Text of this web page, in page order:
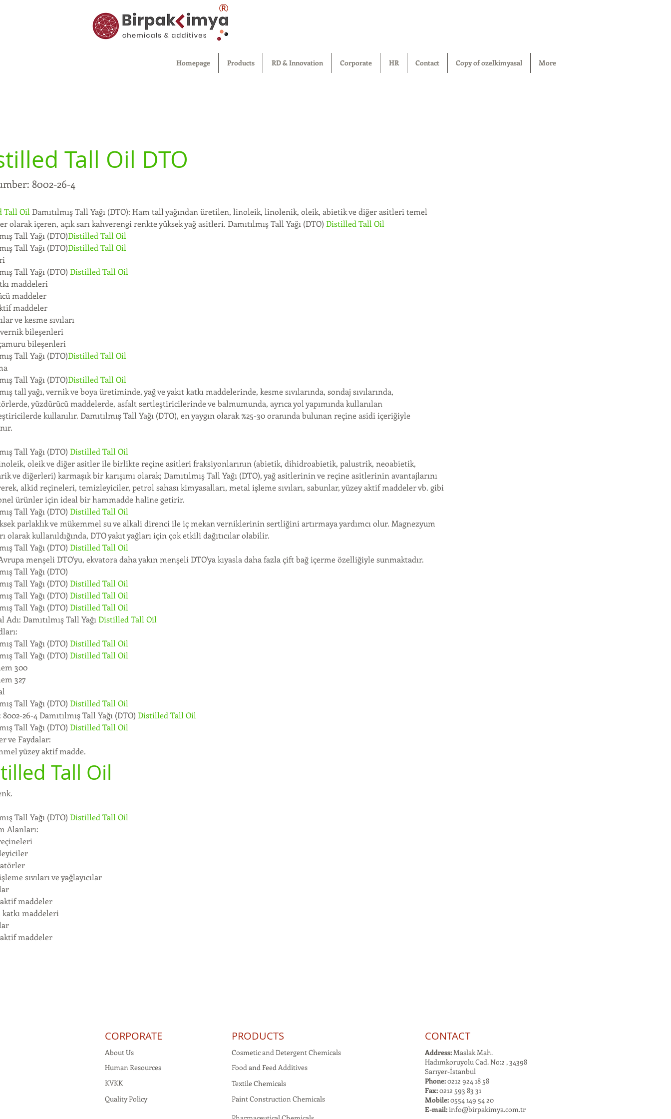
®
Homepage Products RD & Innovation Corporate HR Contact Copy of ozelkimyasal More
Tall Oil DTO
8002-26-4
Tall Oil Damıtılmış Tall Yağı (DTO): Ham tall yağından üretilen, linoleik, linolenik, oleik, abietik ve diğer asitleri temel
olarak içeren, açık sarı kahverengi renkte yüksek yağ asitleri. Damıtılmış Tall Yağı (DTO) Distilled Tall Oil
Tall Yağı (DTO)Distilled Tall Oil
Tall Yağı (DTO)Distilled Tall Oil
Tall Yağı (DTO) Distilled Tall Oil
maddeleri
maddeler
maddeler
ve kesme sıvıları
vernik bileşenleri
bileşenleri
Tall Yağı (DTO)Distilled Tall Oil
Tall Yağı (DTO)Distilled Tall Oil
tall yağı, vernik ve boya üretiminde, yağ ve yakıt katkı maddelerinde, kesme sıvılarında, sondaj sıvılarında,
yüzdürücü maddelerde, asfalt sertleştiricilerinde ve balmumunda, ayrıca yol yapımında kullanılan
kullanılır. Damıtılmış Tall Yağı (DTO), en yaygın olarak %25-30 oranında bulunan reçine asidi içeriğiyle
Tall Yağı (DTO) Distilled Tall Oil
oleik ve diğer asitler ile birlikte reçine asitleri fraksiyonlarının (abietik, dihidroabietik, palustrik, neoabietik,
ve diğerleri) karmaşık bir karışımı olarak; Damıtılmış Tall Yağı (DTO), yağ asitlerinin ve reçine asitlerinin avantajlarını
alkid reçineleri, temizleyiciler, petrol sahası kimyasalları, metal işleme sıvıları, sabunlar, yüzey aktif maddeler vb. gibi
ürünler için ideal bir hammadde haline getirir.
Tall Yağı (DTO) Distilled Tall Oil
parlaklık ve mükemmel su ve alkali direnci ile iç mekan verniklerinin sertliğini artırmaya yardımcı olur. Magnezyum
olarak kullanıldığında, DTO yakıt yağları için çok etkili dağıtıcılar olabilir.
Tall Yağı (DTO) Distilled Tall Oil
menşeli DTO'yu, ekvatora daha yakın menşeli DTO'ya kıyasla daha fazla çift bağ içerme özelliğiyle sunmaktadır.
Tall Yağı (DTO)
Tall Yağı (DTO) Distilled Tall Oil
Tall Yağı (DTO) Distilled Tall Oil
Tall Yağı (DTO) Distilled Tall Oil
Adı: Damıtılmış Tall Yağı Distilled Tall Oil
Tall Yağı (DTO) Distilled Tall Oil
Tall Yağı (DTO) Distilled Tall Oil
300
327
Tall Yağı (DTO) Distilled Tall Oil
26-4 Damıtılmış Tall Yağı (DTO) Distilled Tall Oil
Tall Yağı (DTO) Distilled Tall Oil
ve Faydalar:
yüzey aktif madde.
Tall Oil
Tall Yağı (DTO) Distilled Tall Oil
Alanları:
sıvıları ve yağlayıcılar
aktif maddeler
katkı maddeleri
aktif maddeler
CORPORATE
About Us
Human Resources
KVKK
Quality Policy
PRODUCTS
Cosmetic and Detergent Chemicals
Food and Feed Additives
Textile Chemicals
Paint Construction Chemicals
CONTACT
Address:Maslak Mah.
Hadımkoruyolu Cad. No:2 , 34398
Sarıyer-İstanbul
Phone:0212 924 18 58
Fax:0212 593 83 31
Mobile:0554 149 54 20
E-mail:info@birpakimya.com.tr